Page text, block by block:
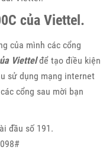
của Viettel.
của mình các cổng
Viettelđể tạo điều kiện
sử dụng mạng internet
cổng sau mời bạn
đầu số 191.